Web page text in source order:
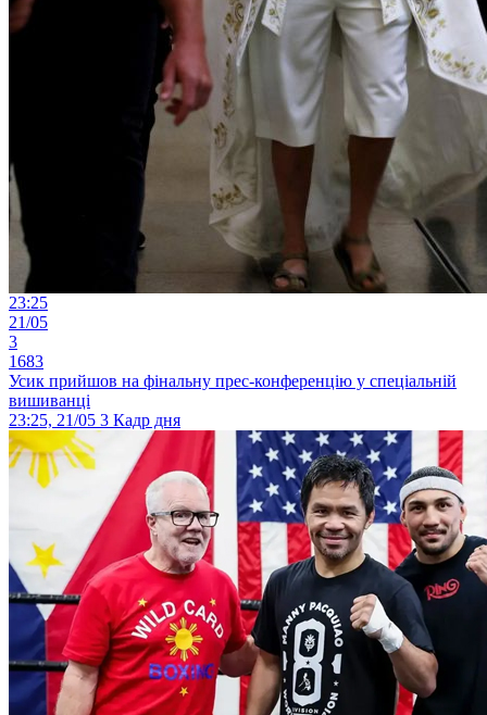
23:25
21/05
3
1683
Усик прийшов на фінальну прес-конференцію у спеціальній
вишиванці
23:25, 21/05 3 Кадр дня